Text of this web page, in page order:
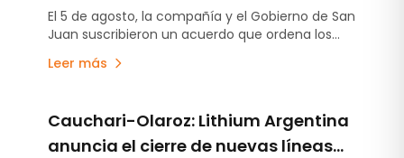
del proyecto en San Juan
El 5 de agosto, la compañía y el Gobierno de San
Juan suscribieron un acuerdo que ordena los
compromisos establecidos en la Declaración de
Impacto Ambiental, estabiliza el esquema de
infraestructura.
Leer más
Cauchari-Olaroz: Lithium Argentina
anuncia el cierre de nuevas líneas